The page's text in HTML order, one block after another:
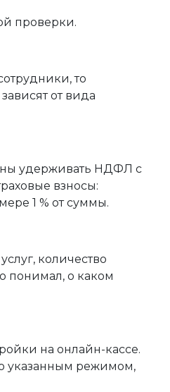
проверки.
то
от вида
удерживать НДФЛ с
взносы:
1 % от суммы.
количество
понимал, о каком
на онлайн-кассе.
указанным режимом,